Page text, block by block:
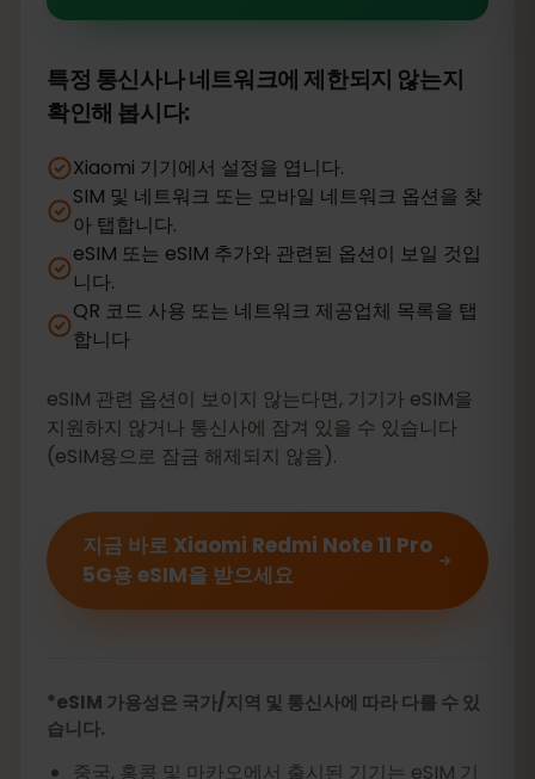
특정 통신사나 네트워크에 제한되지 않는지
확인해 봅시다:
Xiaomi 기기에서 설정을 엽니다.
SIM 및 네트워크 또는 모바일 네트워크 옵션을 찾
아 탭합니다.
eSIM 또는 eSIM 추가와 관련된 옵션이 보일 것입
니다.
QR 코드 사용 또는 네트워크 제공업체 목록을 탭
합니다
eSIM 관련 옵션이 보이지 않는다면, 기기가 eSIM을
지원하지 않거나 통신사에 잠겨 있을 수 있습니다
(eSIM용으로 잠금 해제되지 않음).
지금 바로 Xiaomi Redmi Note 11 Pro
5G용 eSIM을 받으세요
*eSIM 가용성은 국가/지역 및 통신사에 따라 다를 수 있
습니다.
중국, 홍콩 및 마카오에서 출시된 기기는 eSIM 기